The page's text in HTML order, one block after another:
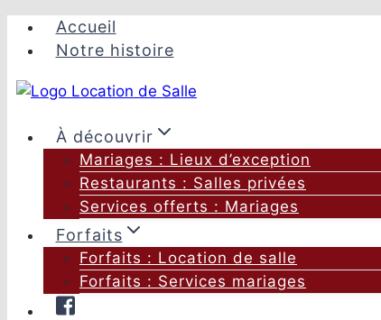
Aller
Accueil
Notre histoire
À découvrir
Mariages : Lieux d’exception
Restaurants : Salles privées
Services offerts : Mariages
Forfaits
Forfaits : Location de salle
Forfaits : Services mariages